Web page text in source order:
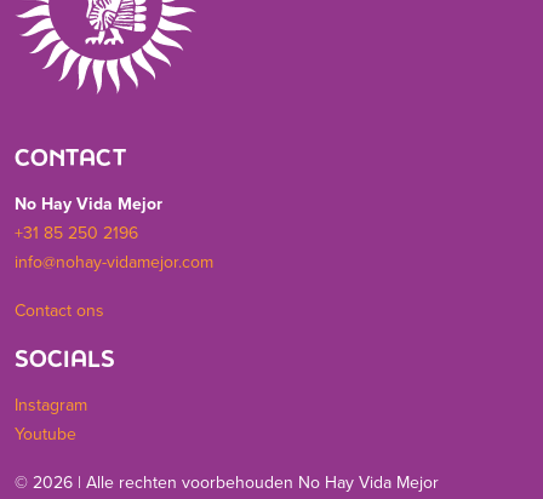
CONTACT
No Hay Vida Mejor
+31 85 250 2196
info@nohay-vidamejor.com
Contact ons
SOCIALS
Instagram
Youtube
© 2026 | Alle rechten voorbehouden No Hay Vida Mejor